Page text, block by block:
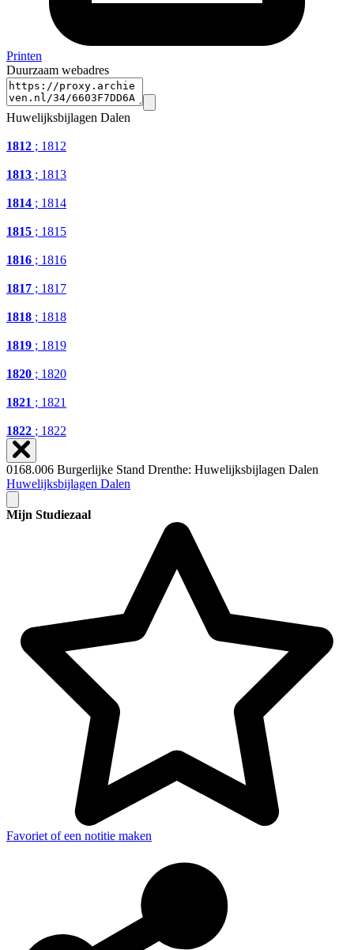
Printen
Duurzaam webadres
Huwelijksbijlagen Dalen
1812 ; 1812
1813 ; 1813
1814 ; 1814
1815 ; 1815
1816 ; 1816
1817 ; 1817
1818 ; 1818
1819 ; 1819
1820 ; 1820
1821 ; 1821
1822 ; 1822
0168.006 Burgerlijke Stand Drenthe: Huwelijksbijlagen Dalen
Huwelijksbijlagen Dalen
Mijn Studiezaal
Favoriet of een notitie maken